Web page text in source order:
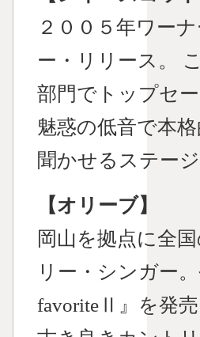
２００５年ワー
ー・リリース。
部門でトップセ
魅惑の低音で本
聞かせるステー
【オリーブ】
岡山を拠点に全
リー・シンガー
favoriteⅡ』を発売